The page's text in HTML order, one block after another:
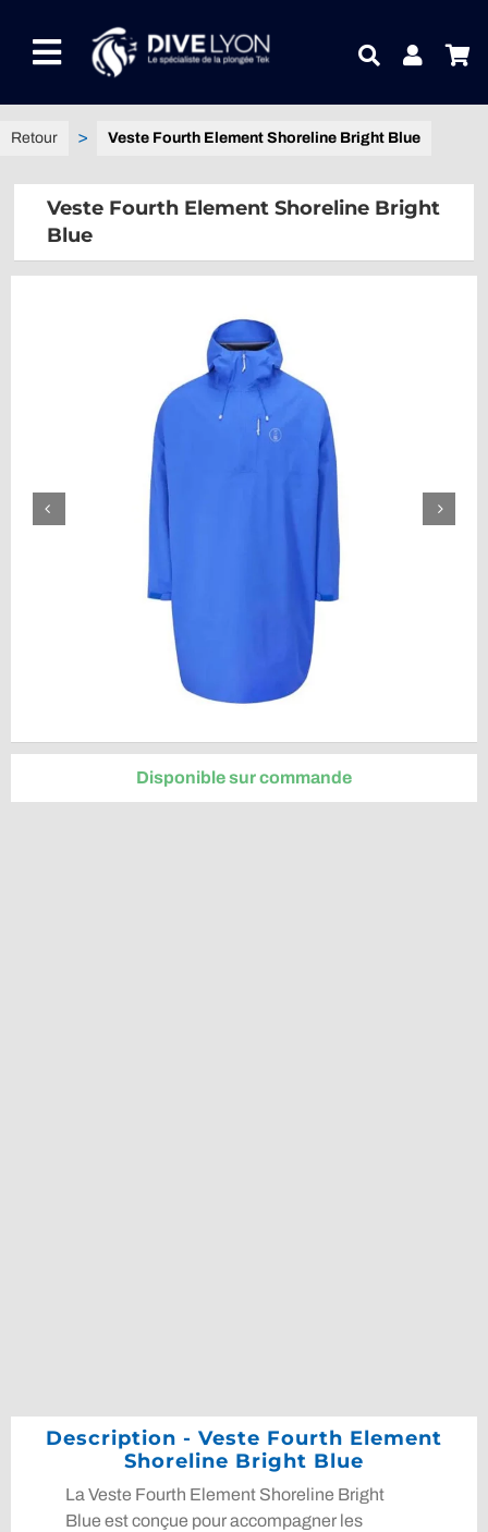
contenuToggle
Navigation
NOTRE UNIVERS PRODUITS
CONTACTEZ-NOUS
Veste Fourth Element Shoreline Bright Blue
Veste Fourth Element Shoreline Bright
Blue
Disponible sur commande
Description - Veste Fourth Element
Shoreline Bright Blue
La Veste Fourth Element Shoreline Bright
Blue est conçue pour accompagner les